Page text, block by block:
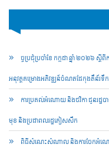
ច្ចប្រជុំប្រចាំខែ កក្កដា ឆ្នាំ ២០២៦ ស្តី
អនុវត្តគម្រោងអភិវឌ្ឍន៍ចំណតផែកុងតឺន័រទឹ
ការប្រគល់អំណោយ និងថវិកា ជូនរដ្ឋប
មុខ និងប្រជាពលរដ្ឋភៀសសឹក
ពិធីសំណេះសំណាល និងការចែកអំណ